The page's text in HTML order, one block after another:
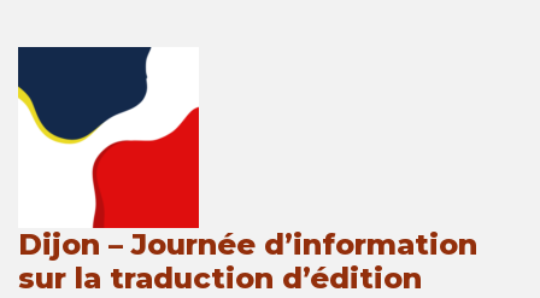
Dijon – Journée d’information
sur la traduction d’édition